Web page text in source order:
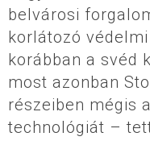
belvárosi
korlátozó
korábban a svéd
most azonban
részeiben mégis
technológiát –